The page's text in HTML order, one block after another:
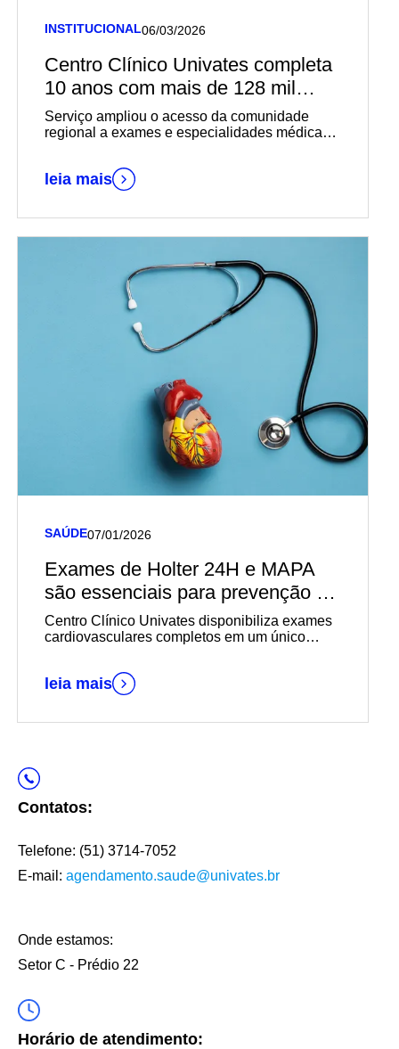
INSTITUCIONAL06/03/2026
Centro Clínico Univates completa
10 anos com mais de 128 mil
atendimentos realizados
Serviço ampliou o acesso da comunidade
regional a exames e especialidades médicas,
cuidado e comunidade
leia mais
SAÚDE07/01/2026
Exames de Holter 24H e MAPA
são essenciais para prevenção e
acompanhamento de doenças
cardiovasculares
Centro Clínico Univates disponibiliza exames
cardiovasculares completos em um único
leia mais
Contatos:
Telefone: (51) 3714-7052
E-mail: agendamento.saude@univates.br
Onde estamos:
Setor C - Prédio 22
Horário de atendimento: